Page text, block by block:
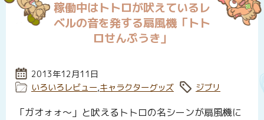
稼働中はトトロが吠えているレ
ベルの音を発する扇風機「トト
ロせんぷうき」
投稿日:
2013年12月11日
カテゴリー:
いろいろレビュー,キャラクターグッズ タグ:
ジブリ
「ガオォォ〜」と吠えるトトロの名シーンが扇風機に